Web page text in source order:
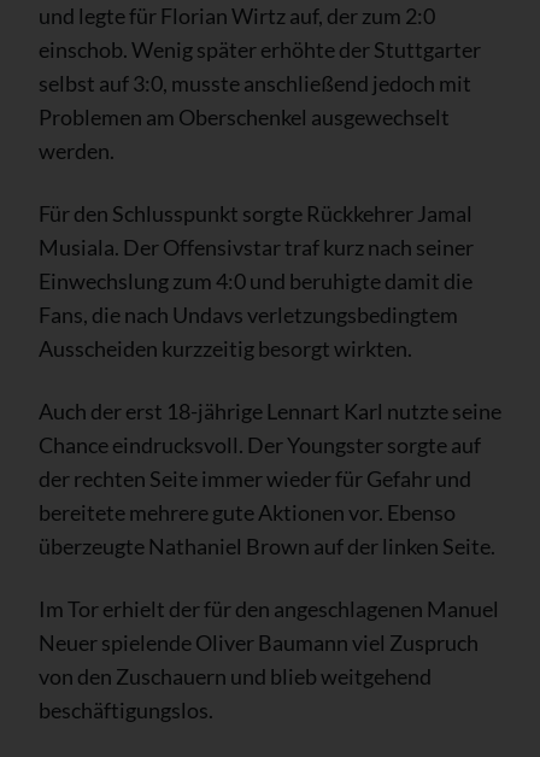
und legte für Florian Wirtz auf, der zum 2:0
einschob. Wenig später erhöhte der Stuttgarter
selbst auf 3:0, musste anschließend jedoch mit
Problemen am Oberschenkel ausgewechselt
werden.
Für den Schlusspunkt sorgte Rückkehrer Jamal
Musiala. Der Offensivstar traf kurz nach seiner
Einwechslung zum 4:0 und beruhigte damit die
Fans, die nach Undavs verletzungsbedingtem
Ausscheiden kurzzeitig besorgt wirkten.
Auch der erst 18-jährige Lennart Karl nutzte seine
Chance eindrucksvoll. Der Youngster sorgte auf
der rechten Seite immer wieder für Gefahr und
bereitete mehrere gute Aktionen vor. Ebenso
überzeugte Nathaniel Brown auf der linken Seite.
Im Tor erhielt der für den angeschlagenen Manuel
Neuer spielende Oliver Baumann viel Zuspruch
von den Zuschauern und blieb weitgehend
beschäftigungslos.